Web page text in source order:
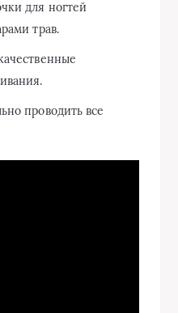
для ногтей
трав.
проводить все